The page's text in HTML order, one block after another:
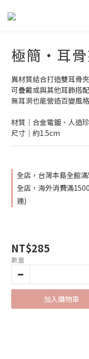
極簡‧耳骨
異材質結合打造雙耳骨
可疊戴或與其他耳飾搭
無耳洞也能營造百變風格
材質│合金電鍍、人造
尺寸│約1.5cm
全店，台灣本島全館
全店，海外消費滿
運)
NT$285
數量
加入購物車